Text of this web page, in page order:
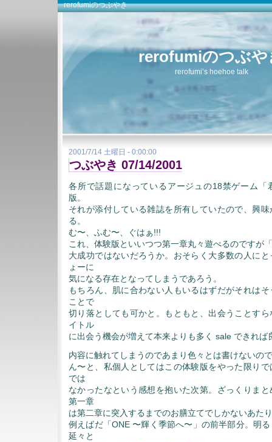
rerofumiのつぶやき
rerofumiのつぶや
rerofumi’s hoehoe talk
2001/7/14 土曜日 - 0:00:00
つぶやき 07/14/2001
各所で話題になっているアージュの18禁ゲーム「
版。
それが添付している雑誌を所有していたので、興
る。
む〜、ふむ〜、ぐはぁ!!!
これ、体験版といいつつ第一章丸々遊べるのですが
大成功ではないだろうか。おそらく大多数の人に
ょーに
気になる存在となってしまうであろう。
もちろん、肌に合わない人もいるはずだがそれは
ことで
切り落としても可かと。もともと、出会うことす
イトル
に出会う機会が増えて本来よりも多く sale できれば
内容に触れてしまうのであまり色々とは書けないの
ん〜と、私個人としてはこの体験版をやった限り
では
なかったなという感想を抱いた次第。ざっくりま
第一章
は第二章に突入するまでのお膳立てでしかないあた
例えばだ「ONE 〜輝く季節へ〜」の前半部分。明
延々と